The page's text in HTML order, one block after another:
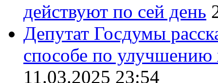
действуют по сей день
Депутат Госдумы
способе по
11.03.2025 23:54